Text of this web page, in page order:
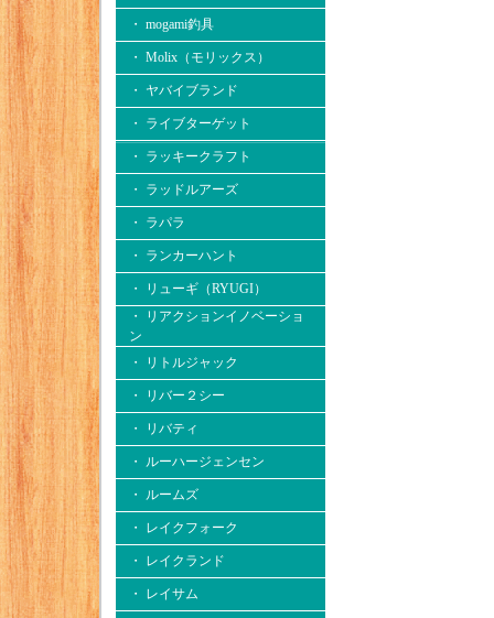
・ mogami釣具
・ Molix（モリックス）
・ ヤバイブランド
・ ライブターゲット
・ ラッキークラフト
・ ラッドルアーズ
・ ラパラ
・ ランカーハント
・ リューギ（RYUGI）
・ リアクションイノベーショ
ン
・ リトルジャック
・ リバー２シー
・ リバティ
・ ルーハージェンセン
・ ルームズ
・ レイクフォーク
・ レイクランド
・ レイサム